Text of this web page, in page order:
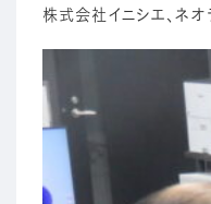
株式会社イニシエ、ネ